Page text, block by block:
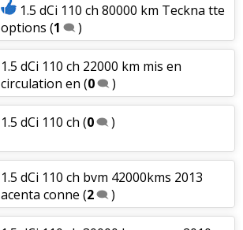
1.5 dCi 110 ch 80000 km Teckna tte
options (1 )
1.5 dCi 110 ch 22000 km mis en
circulation en (0 )
1.5 dCi 110 ch (0 )
1.5 dCi 110 ch bvm 42000kms 2013
acenta conne (2 )